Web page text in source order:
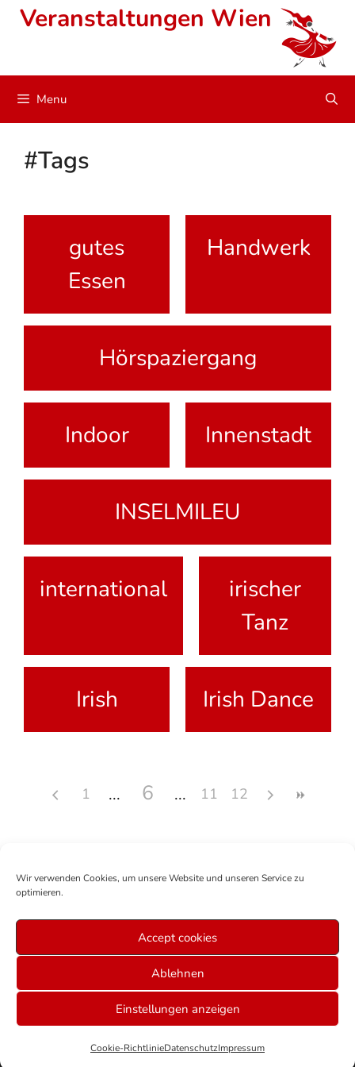
Wir verwenden Cookies, um unsere Website und unseren Service zu
optimieren.
Accept cookies
Ablehnen
Einstellungen anzeigen
Cookie-RichtlinieDatenschutzImpressum
SkipVeranstaltungen Wien
Menu
#Tags
gutes
Essen
Handwerk
Hörspaziergang
Indoor Innenstadt
INSELMILEU
international
irischer
Tanz
Irish Irish Dance
1 6 11 12
Mitglied werden Anmelden Über uns
Sitemap
Veranstaltungen Graz
Datenschutz
Cookie-Richtlinie (EU)
Impressum
© 2026 ALLE RECHTE VORBEHALTEN